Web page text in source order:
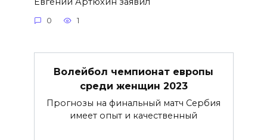
0 1
Волейбол чемпионат европы
среди женщин 2023
Прогнозы на финальный матч Сербия
имеет опыт и качественный